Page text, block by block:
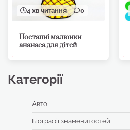
4 хв читання 0
Поетапні малюнки
ананаса для дітей
Категорії
Авто
Біографії знаменитостей